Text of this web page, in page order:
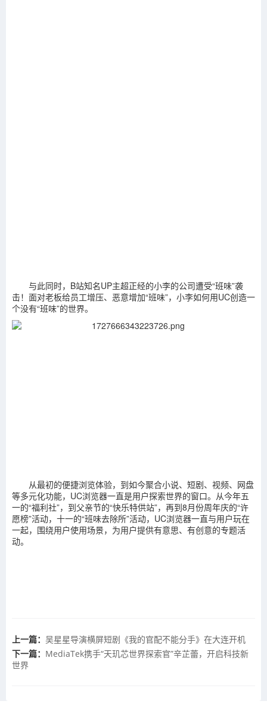
与此同时，B站知名UP主超正经的小李的公司遭受“班味”袭
击！面对老板给员工增压、恶意增加“班味”，小李如何用UC创造一
个没有“班味”的世界。
从最初的便捷浏览体验，到如今聚合小说、短剧、视频、网盘
等多元化功能，UC浏览器一直是用户探索世界的窗口。从今年五
一的“福利社”，到父亲节的“快乐特供站”，再到8月份周年庆的“许
愿榜”活动，十一的“班味去除所”活动，UC浏览器一直与用户玩在
一起，围绕用户使用场景，为用户提供有意思、有创意的专题活
动。
上一篇： 吴星星导演横屏短剧《我的官配不能分手》在大连开机
下一篇： MediaTek携手“天玑芯世界探索官”辛芷蕾，开启科技新
世界